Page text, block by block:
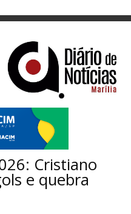
Cristiano
e quebra